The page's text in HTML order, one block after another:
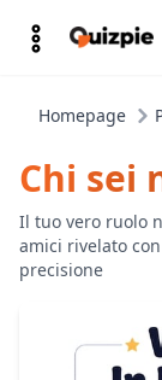
Homepage
Chi sei
Il tuo vero ruolo
amici rivelato
precisione